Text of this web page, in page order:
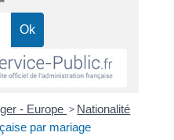
- Europe > Nationalité
par mariage